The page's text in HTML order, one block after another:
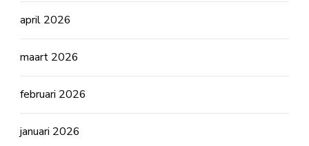
april 2026
maart 2026
februari 2026
januari 2026